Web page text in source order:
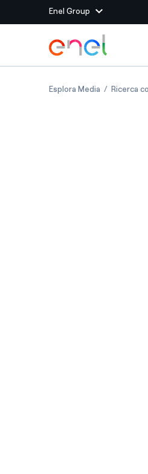
Enel Group
Siti del Gruppo
Enel Green Power
Vai al contenuto principale
Esplora MediaCONTI E
Ricerca